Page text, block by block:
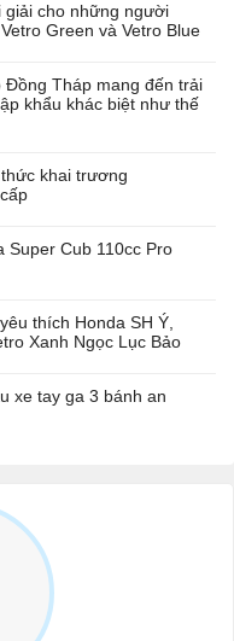
giải cho những người
Green và Vetro Blue
Đồng Tháp mang đến trải
khẩu khác biệt như thế
khai trương
Super Cub 110cc Pro
thích Honda SH Ý,
Xanh Ngọc Lục Bảo
xe tay ga 3 bánh an